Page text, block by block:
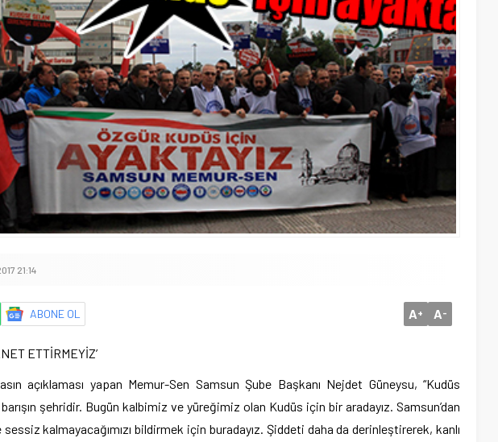
21:14
ABONE OL A+ A-
ETTİRMEYİZ’
açıklaması yapan Memur-Sen Samsun Şube Başkanı Nejdet Güneysu, “Kudüs
şehridir. Bugün kalbimiz ve yüreğimiz olan Kudüs için bir aradayız. Samsun’dan
kalmayacağımızı bildirmek için buradayız. Şiddeti daha da derinleştirerek, kanlı